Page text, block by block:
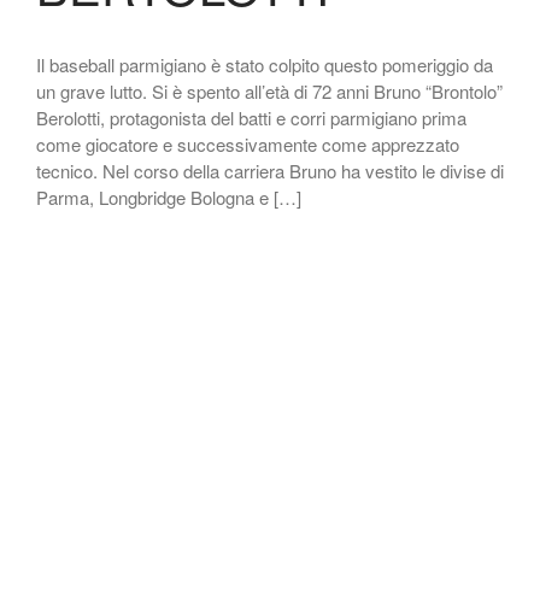
Il baseball parmigiano è stato colpito questo pomeriggio da
un grave lutto. Si è spento all’età di 72 anni Bruno “Brontolo”
Berolotti, protagonista del batti e corri parmigiano prima
come giocatore e successivamente come apprezzato
tecnico. Nel corso della carriera Bruno ha vestito le divise di
Parma, Longbridge Bologna e […]